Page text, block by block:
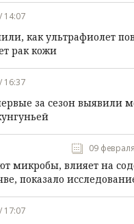
14:07
как ультрафиолет
рак кожи
16:37
за сезон выявили
09
микробы, влияет на
показало
17:07